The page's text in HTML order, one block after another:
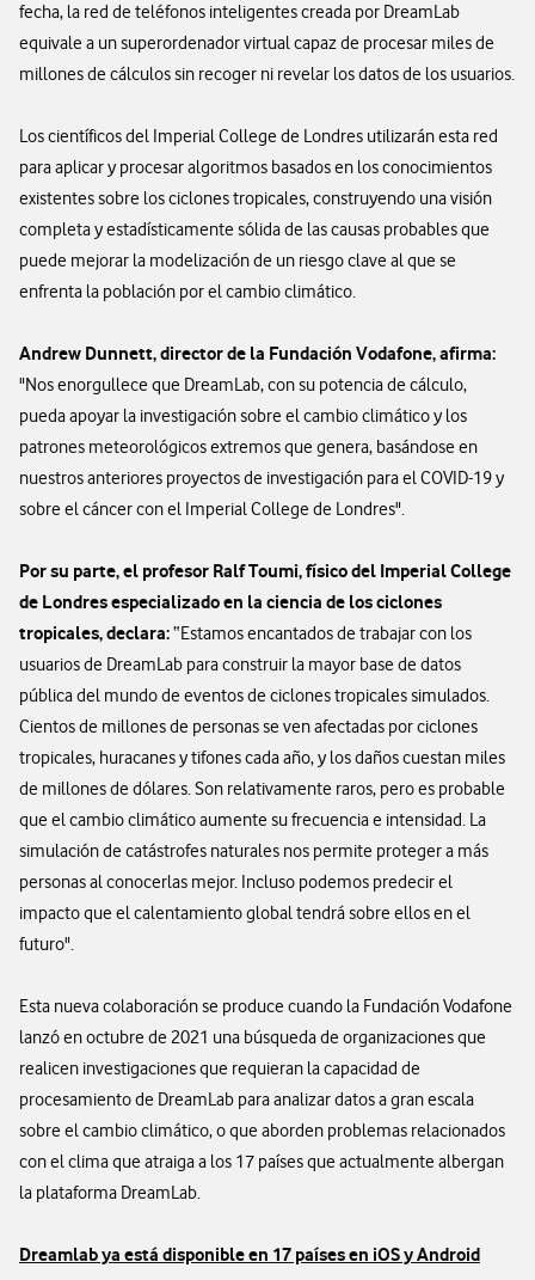
fecha, la red de teléfonos inteligentes creada por DreamLab
equivale a un superordenador virtual capaz de procesar miles de
millones de cálculos sin recoger ni revelar los datos de los usuarios.
Los científicos del Imperial College de Londres utilizarán esta red
para aplicar y procesar algoritmos basados en los conocimientos
existentes sobre los ciclones tropicales, construyendo una visión
completa y estadísticamente sólida de las causas probables que
puede mejorar la modelización de un riesgo clave al que se
enfrenta la población por el cambio climático.
Andrew Dunnett, director de la Fundación Vodafone, afirma:
"Nos enorgullece que DreamLab, con su potencia de cálculo,
pueda apoyar la investigación sobre el cambio climático y los
patrones meteorológicos extremos que genera, basándose en
nuestros anteriores proyectos de investigación para el COVID-19 y
sobre el cáncer con el Imperial College de Londres".
Por su parte, el profesor Ralf Toumi, físico del Imperial College
de Londres especializado en la ciencia de los ciclones
tropicales, declara:“Estamos encantados de trabajar con los
usuarios de DreamLab para construir la mayor base de datos
pública del mundo de eventos de ciclones tropicales simulados.
Cientos de millones de personas se ven afectadas por ciclones
tropicales, huracanes y tifones cada año, y los daños cuestan miles
de millones de dólares. Son relativamente raros, pero es probable
que el cambio climático aumente su frecuencia e intensidad. La
simulación de catástrofes naturales nos permite proteger a más
personas al conocerlas mejor. Incluso podemos predecir el
impacto que el calentamiento global tendrá sobre ellos en el
futuro".
Esta nueva colaboración se produce cuando la Fundación Vodafone
lanzó en octubre de 2021 una búsqueda de organizaciones que
realicen investigaciones que requieran la capacidad de
procesamiento de DreamLab para analizar datos a gran escala
sobre el cambio climático, o que aborden problemas relacionados
con el clima que atraiga a los 17 países que actualmente albergan
la plataforma DreamLab.
Dreamlab ya está disponible en 17 países en iOS y Android